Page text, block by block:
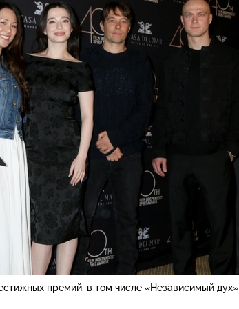
премий, в том числе «Независимый дух»